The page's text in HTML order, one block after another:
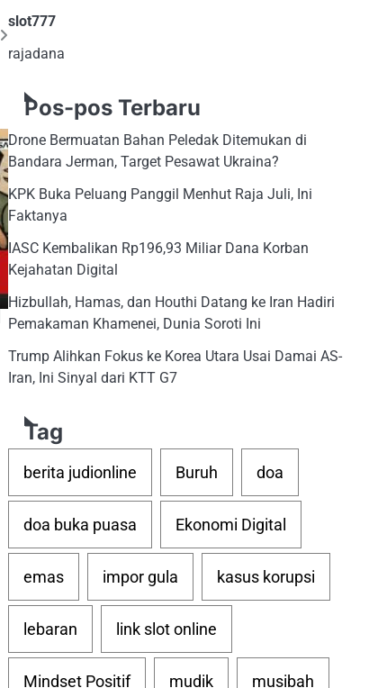
slot777
rajadana
Pos-pos Terbaru
Drone Bermuatan Bahan Peledak Ditemukan di
Bandara Jerman, Target Pesawat Ukraina?
KPK Buka Peluang Panggil Menhut Raja Juli, Ini
Faktanya
IASC Kembalikan Rp196,93 Miliar Dana Korban
Kejahatan Digital
Hizbullah, Hamas, dan Houthi Datang ke Iran Hadiri
Pemakaman Khamenei, Dunia Soroti Ini
Trump Alihkan Fokus ke Korea Utara Usai Damai AS-
Iran, Ini Sinyal dari KTT G7
Tag
berita judionline Buruh doa
doa buka puasa Ekonomi Digital
emas impor gula kasus korupsi
lebaran link slot online
Mindset Positif mudik musibah